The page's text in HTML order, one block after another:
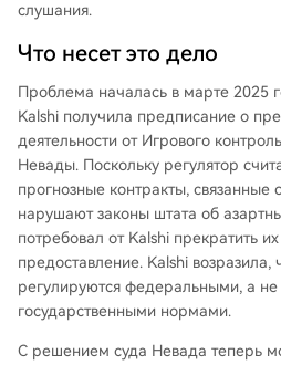
ижайшее время. Эксперты
ств в разных юрисдикциях.
ожидается в ближайшие дни.
слушания.
Что несет это дело
Проблема началась в марте 2025
Kalshi получила предписание о
деятельности от Игрового
Невады. Поскольку регулятор
прогнозные контракты, связанные
нарушают законы штата об
потребовал от Kalshi прекратить их
предоставление. Kalshi возразила,
регулируются федеральными, а не
государственными нормами.
С решением суда Невада теперь